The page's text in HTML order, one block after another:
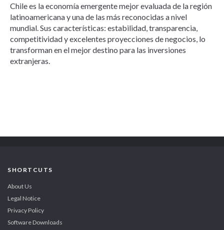
Chile es la economía emergente mejor evaluada de la región
latinoamericana y una de las más reconocidas a nivel
mundial. Sus características: estabilidad, transparencia,
competitividad y excelentes proyecciones de negocios, lo
transforman en el mejor destino para las inversiones
extranjeras.
SHORTCUTS
About Us
Legal Notice
Privacy Policy
Software Downloads